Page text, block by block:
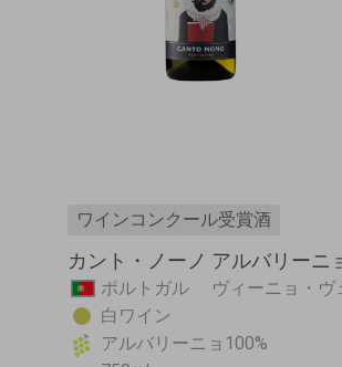
ワインコンクール受賞酒
カント・ノーノ アルバリーニ
ポルトガル ヴィーニョ・
白ワイン
アルバリーニョ100%